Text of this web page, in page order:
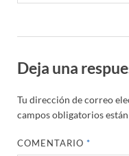
Deja una
Tu dirección de correo
campos obligatorios
COMENTARIO*